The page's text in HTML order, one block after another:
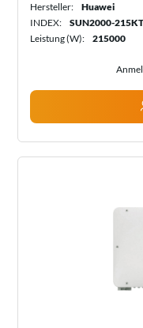
Hersteller:
Huawei
INDEX:
SUN2000-
Leistung (W):
215000